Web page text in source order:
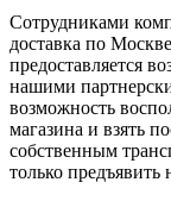
Сотрудниками
доставка по
предоставляется
нашими
возможность
магазина и взять
собственным
только предъявить